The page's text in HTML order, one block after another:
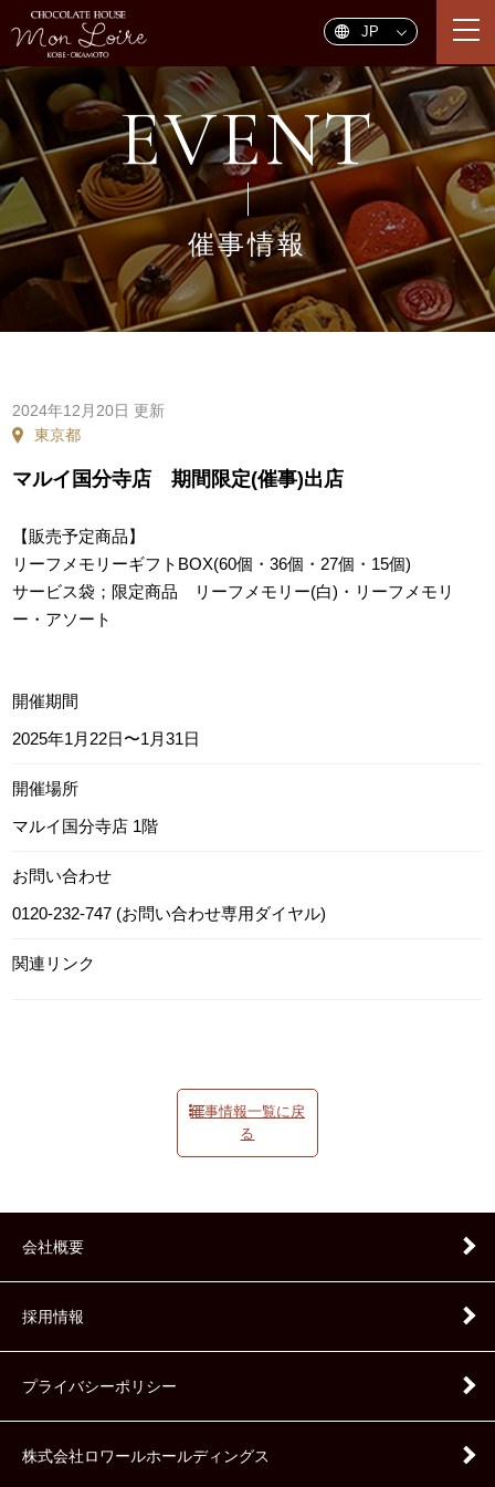
EVENT
催事情報
2024年12月20日 更新
東京都
マルイ国分寺店 期間限定(催事)出店
【販売予定商品】
リーフメモリーギフトBOX(60個・36個・27個・15個)
サービス袋；限定商品 リーフメモリー(白)・リーフメモリ
ー・アソート
開催期間
2025年1月22日〜1月31日
開催場所
マルイ国分寺店 1階
お問い合わせ
0120-232-747 (お問い合わせ専用ダイヤル)
関連リンク
催事情報一覧に戻
る
会社概要
採用情報
プライバシーポリシー
株式会社ロワールホールディングス